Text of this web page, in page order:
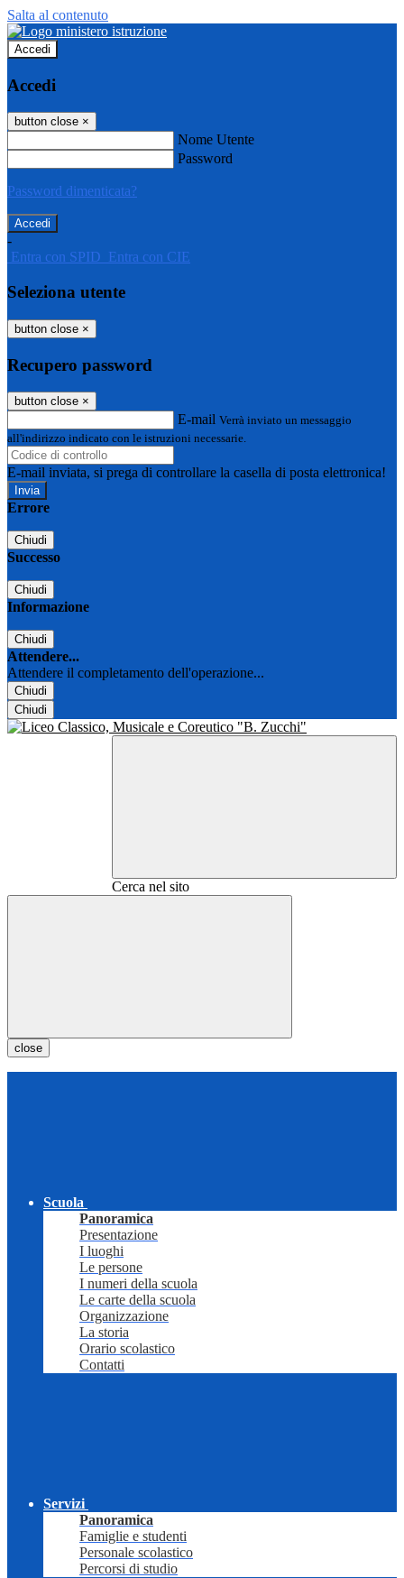
Salta al contenuto
Accedi
Accedi
button close ×
Nome Utente
Password
Password dimenticata?
-
Entra con SPID Entra con CIE
Seleziona utente
button close ×
Recupero password
button close ×
E-mail Verrà inviato un messaggio
all'indirizzo indicato con le istruzioni necessarie.
E-mail inviata, si prega di controllare la casella di posta elettronica!
Errore
Chiudi
Successo
Chiudi
Informazione
Chiudi
Attendere...
Attendere il completamento dell'operazione...
Chiudi
Chiudi
Cerca nel sito
close
Scuola
Panoramica
Presentazione
I luoghi
Le persone
I numeri della scuola
Le carte della scuola
Organizzazione
La storia
Orario scolastico
Contatti
Servizi
Panoramica
Famiglie e studenti
Personale scolastico
Percorsi di studio